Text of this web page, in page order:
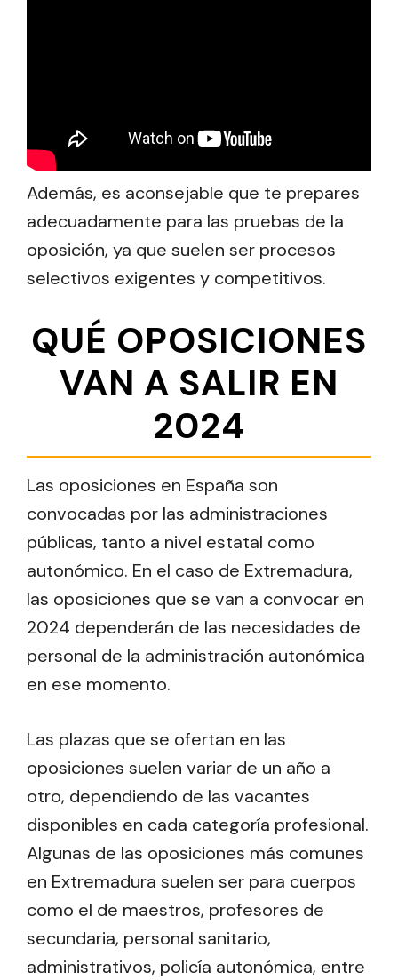
Además, es aconsejable que te prepares
adecuadamente para las pruebas de la
oposición, ya que suelen ser procesos
selectivos exigentes y competitivos.
QUÉ OPOSICIONES
VAN A SALIR EN
2024
Las oposiciones en España son
convocadas por las administraciones
públicas, tanto a nivel estatal como
autonómico. En el caso de Extremadura,
las oposiciones que se van a convocar en
2024 dependerán de las necesidades de
personal de la administración autonómica
en ese momento.
Las plazas que se ofertan en las
oposiciones suelen variar de un año a
otro, dependiendo de las vacantes
disponibles en cada categoría profesional.
Algunas de las oposiciones más comunes
en Extremadura suelen ser para cuerpos
como el de maestros, profesores de
secundaria, personal sanitario,
administrativos, policía autonómica, entre